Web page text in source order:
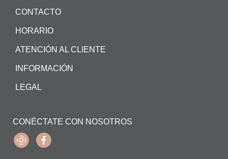
CONTACTO
HORARIO
ATENCIÓN AL CLIENTE
INFORMACIÓN
LEGAL
CONÉCTATE CON NOSOTROS
InstagramFacebook